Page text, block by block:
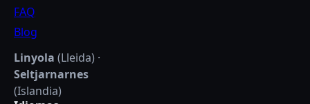
FAQ
Blog
Linyola (Lleida) ·
Seltjarnarnes
(Islandia)